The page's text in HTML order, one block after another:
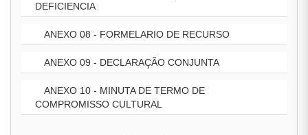
DEFICIENCIA
ANEXO 08 - FORMELARIO DE RECURSO
ANEXO 09 - DECLARAÇÃO CONJUNTA
ANEXO 10 - MINUTA DE TERMO DE
COMPROMISSO CULTURAL